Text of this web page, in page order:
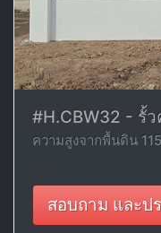
#H.CBW32 - รั้
ความสูงจากพื้นดิน
สอบถาม และป